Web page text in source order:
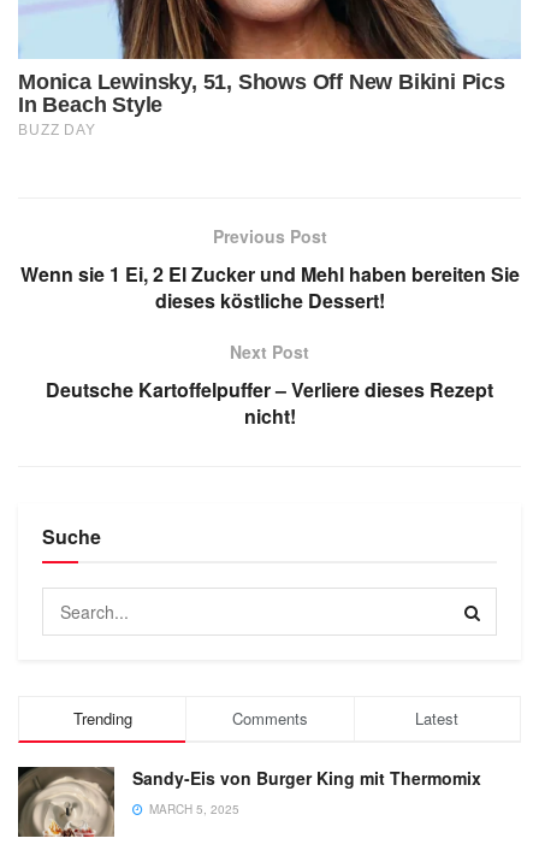
Previous Post
Wenn sie 1 Ei, 2 El Zucker und Mehl haben bereiten Sie
dieses köstliche Dessert!
Next Post
Deutsche Kartoffelpuffer – Verliere dieses Rezept
nicht!
Suche
Trending Comments Latest
Sandy-Eis von Burger King mit Thermomix
MARCH 5, 2025